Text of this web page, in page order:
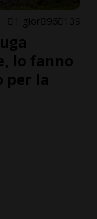
1 gior 96 139
lo fanno
la